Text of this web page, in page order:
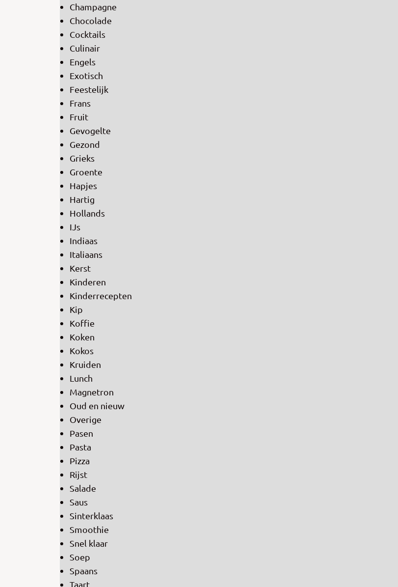
Champagne
Chocolade
Cocktails
Culinair
Engels
Exotisch
Feestelijk
Frans
Fruit
Gevogelte
Gezond
Grieks
Groente
Hapjes
Hartig
Hollands
IJs
Indiaas
Italiaans
Kerst
Kinderen
Kinderrecepten
Kip
Koffie
Koken
Kokos
Kruiden
Lunch
Magnetron
Oud en nieuw
Overige
Pasen
Pasta
Pizza
Rijst
Salade
Saus
Sinterklaas
Smoothie
Snel klaar
Soep
Spaans
Taart